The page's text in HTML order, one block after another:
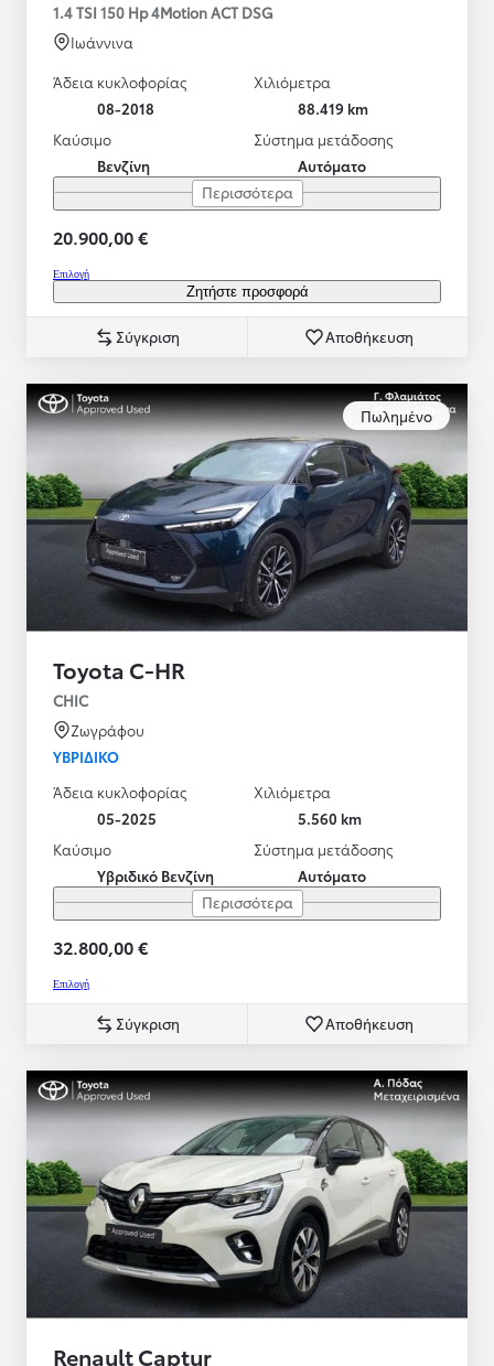
1.4 TSI 150 Hp 4Motion ACT DSG
Ιωάννινα
Άδεια κυκλοφορίας
08-2018
Χιλιόμετρα
88.419 km
Καύσιμο
Βενζίνη
Σύστημα μετάδοσης
Αυτόματο
Περισσότερα
20.900,00 €
Επιλογή
Ζητήστε προσφορά
Σύγκριση Αποθήκευση
Πωλημένο
Toyota C-HR
CHIC
Ζωγράφου
ΥΒΡΙΔΙΚΌ
Άδεια κυκλοφορίας
05-2025
Χιλιόμετρα
5.560 km
Καύσιμο
Υβριδικό Βενζίνη
Σύστημα μετάδοσης
Αυτόματο
Περισσότερα
32.800,00 €
Επιλογή
Σύγκριση Αποθήκευση
Renault Captur